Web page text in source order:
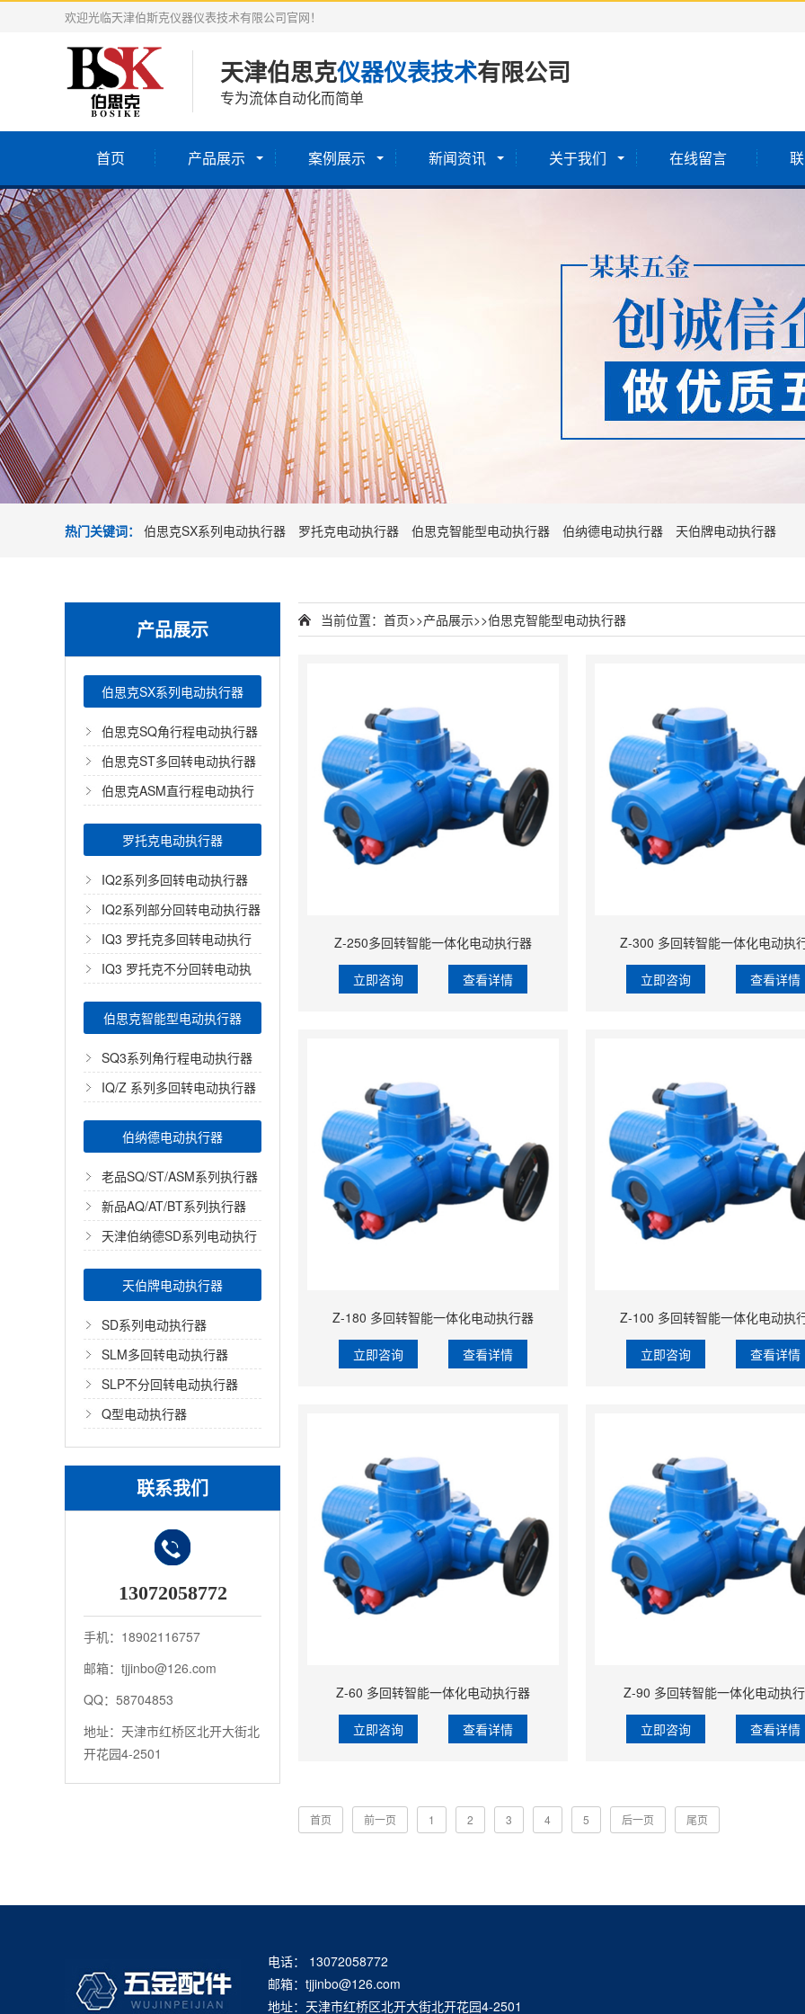
欢迎光临天津伯斯克仪器仪表技术有限公司官网！
天津伯思克仪器仪表技术有限公司
专为流体自动化而简单
首页 产品展示 案例展示 新闻资讯 关于我们 在线留言
热门关键词： 伯思克SX系列电动执行器 罗托克电动执行器 伯思克智能型电动执行器 伯纳德电动执行器 天伯牌电动执行器
产品展示
伯思克SX系列电动执行器
伯思克SQ角行程电动执行器
伯思克ST多回转电动执行器
伯思克ASM直行程电动执行
器
罗托克电动执行器
IQ2系列多回转电动执行器
IQ2系列部分回转电动执行器
IQ3 罗托克多回转电动执行
器
IQ3 罗托克不分回转电动执
行器
伯思克智能型电动执行器
SQ3系列角行程电动执行器
IQ/Z 系列多回转电动执行器
伯纳德电动执行器
老品SQ/ST/ASM系列执行器
新品AQ/AT/BT系列执行器
天津伯纳德SD系列电动执行
器
天伯牌电动执行器
SD系列电动执行器
SLM多回转电动执行器
SLP不分回转电动执行器
Q型电动执行器
联系我们
13072058772
手机：18902116757
邮箱：tjjinbo@126.com
QQ：58704853
地址：天津市红桥区北开大街北
开花园4-2501
当前位置： 首页>>产品展示>>伯思克智能型电动执行器
Z-250多回转智能一体化电动执行器
立即咨询 查看详情
Z-300 多回转智能一体化电动执
立即咨询 查看详情
Z-180 多回转智能一体化电动执行器
立即咨询 查看详情
Z-100 多回转智能一体化电动执
立即咨询 查看详情
Z-60 多回转智能一体化电动执行器
立即咨询 查看详情
Z-90 多回转智能一体化电动执
立即咨询 查看详情
首页 前一页 1 2 3 4 5 后一页 尾页
电话： 13072058772
邮箱：tjjinbo@126.com
地址：天津市红桥区北开大街北开花园4-2501